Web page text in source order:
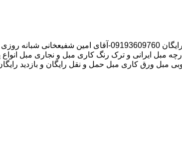
مبل ایرانی و ترک رنگ کاری مبل و نجاری مبل
مبل ورق کاری مبل حمل و نقل رایگان و بازدید